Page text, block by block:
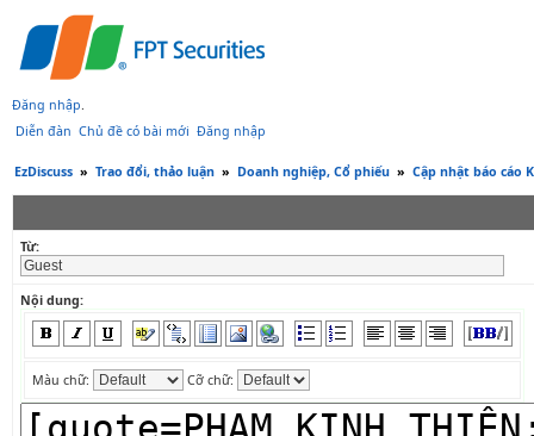
Đăng nhập.
Diễn đàn Chủ đề có bài mới Đăng nhập
EzDiscuss » Trao đổi, thảo luận » Doanh nghiệp, Cổ phiếu » Cập nhật báo cáo
Từ:
Nội dung:
Màu chữ: Cỡ chữ: